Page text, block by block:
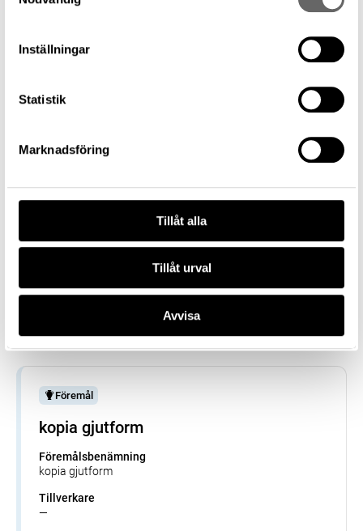
Inställningar
Statistik
Marknadsföring
Tillåt alla
Tillåt urval
Avvisa
Föremålsbenämning
Tillverkare
Datering
1700 f.Kr. – 500 f.Kr.
—
Historiska museet
Föremål
kopia gjutform
Föremålsbenämning
kopia gjutform
Tillverkare
—